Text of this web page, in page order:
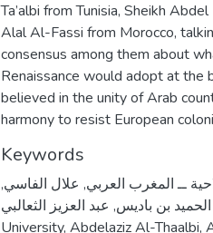
Ta’albi from Tunisia, Sheikh
Alal Al-Fassi from Morocco,
consensus among them about
Renaissance would adopt at the
believed in the unity of Arab
harmony to resist European
Keywords
ــ المغرب العربي, علال الفاسي,
بن باديس, عبد العزيز الثعالبي
University, Abdelaziz Al-Thaalbi,